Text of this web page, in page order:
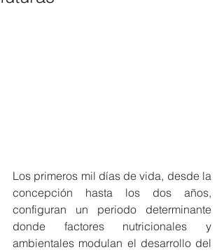
Los primeros mil días de vida, desde la
concepción hasta los dos años,
configuran un periodo determinante
donde factores nutricionales y
ambientales modulan el desarrollo del